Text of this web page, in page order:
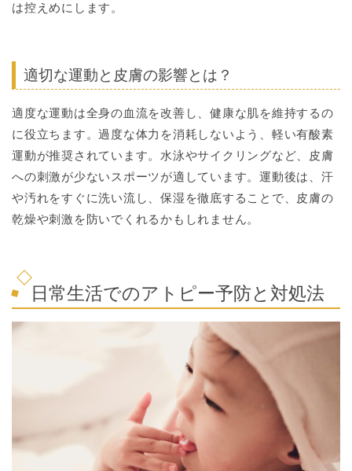
は控えめにします。
適切な運動と皮膚の影響とは？
適度な運動は全身の血流を改善し、健康な肌を維持するの
に役立ちます。過度な体力を消耗しないよう、軽い有酸素
運動が推奨されています。水泳やサイクリングなど、皮膚
への刺激が少ないスポーツが適しています。運動後は、汗
や汚れをすぐに洗い流し、保湿を徹底することで、皮膚の
乾燥や刺激を防いでくれるかもしれません。
日常生活でのアトピー予防と対処法